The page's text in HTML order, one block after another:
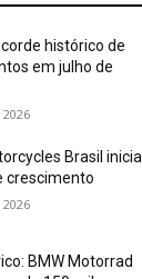
histórico de
em julho de
Brasil inicia
crescimento
BMW Motorrad